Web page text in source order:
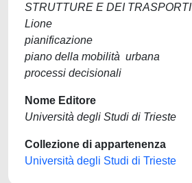
STRUTTURE E DEI TRASPORTI
Lione
pianificazione
piano della mobilità urbana
processi decisionali
Nome Editore
Università degli Studi di Trieste
Collezione di appartenenza
Università degli Studi di Trieste